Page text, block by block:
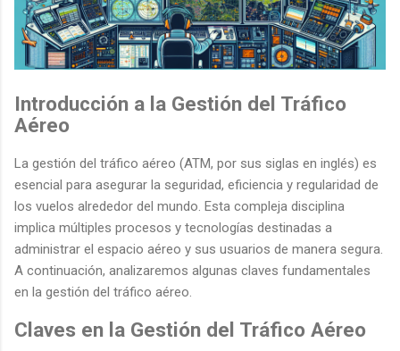
Introducción a la Gestión del Tráfico
Aéreo
La gestión del tráfico aéreo (ATM, por sus siglas en inglés) es
esencial para asegurar la seguridad, eficiencia y regularidad de
los vuelos alrededor del mundo. Esta compleja disciplina
implica múltiples procesos y tecnologías destinadas a
administrar el espacio aéreo y sus usuarios de manera segura.
A continuación, analizaremos algunas claves fundamentales
en la gestión del tráfico aéreo.
Claves en la Gestión del Tráfico Aéreo